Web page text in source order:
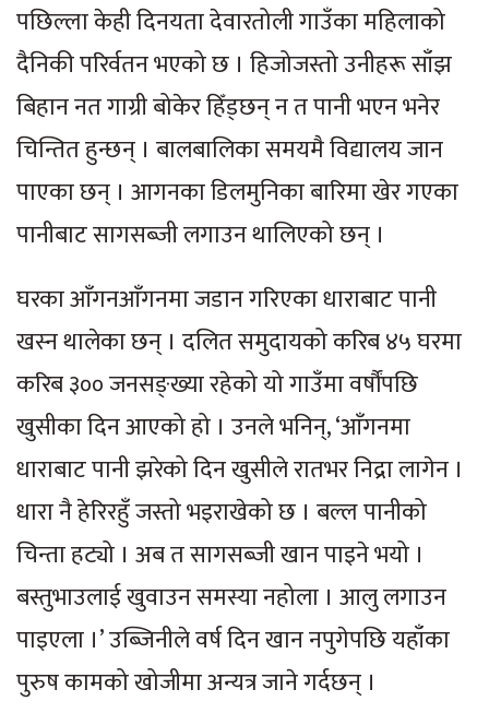
पछिल्ला केही दिनयता देवारतोली गाउँका महिलाको
दैनिकी परिर्वतन भएको छ । हिजोजस्तो उनीहरू साँझ
बिहान नत गाग्री बोकेर हिँड्छन् न त पानी भएन भनेर
चिन्तित हुन्छन् । बालबालिका समयमै विद्यालय जान
पाएका छन् । आगनका डिलमुनिका बारिमा खेर गएका
पानीबाट सागसब्जी लगाउन थालिएको छन् ।
घरका आँगनआँगनमा जडान गरिएका धाराबाट पानी
खस्न थालेका छन् । दलित समुदायको करिब ४५ घरमा
करिब ३०० जनसङ्ख्या रहेको यो गाउँमा वर्षौंपछि
खुसीका दिन आएको हो । उनले भनिन्, ‘आँगनमा
धाराबाट पानी झरेको दिन खुसीले रातभर निद्रा लागेन ।
धारा नै हेरिरहुँ जस्तो भइराखेको छ । बल्ल पानीको
चिन्ता हट्यो । अब त सागसब्जी खान पाइने भयो ।
बस्तुभाउलाई खुवाउन समस्या नहोला । आलु लगाउन
पाइएला ।’ उब्जिनीले वर्ष दिन खान नपुगेपछि यहाँका
पुरुष कामको खोजीमा अन्यत्र जाने गर्दछन् ।